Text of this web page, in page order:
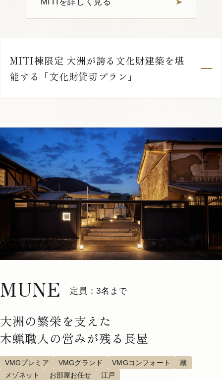
MITIを詳しく見る
MITI棟限定 大洲が誇る文化財建築を堪
能する「文化財貸切プラン」
国指定重要文化財「南隅櫓」でのプ
ライベートディナー
国の重要文化財に指定されている「南隅櫓」。
楽しみください。
MUNE 定員：3名まで
大洲の繁栄を支えた
木蝋職人の営みが残る長屋
VMGプレミア VMGグランド VMGコンフォート
蔵
メゾネット
お部屋お任せ 江戸
1 5
定員： 4名まで
VMGグランド 登録有形文化財
フラット
グループ利用におすすめ
小さなお子様連れ利用におすすめ
詳しく見る 空室確認・ご予約